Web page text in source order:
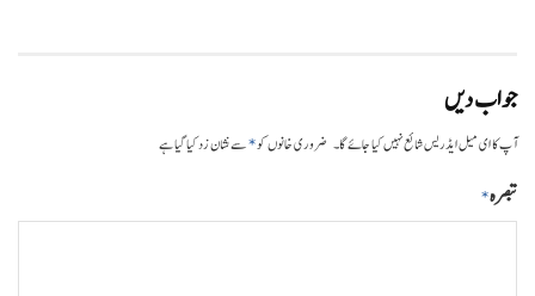
جواب دیں
آپ کا ای میل ایڈریس شائع نہیں کیا جائے گا۔ ضروری خانوں کو*سے نشان زد کیا گیا ہے
تبصرہ*